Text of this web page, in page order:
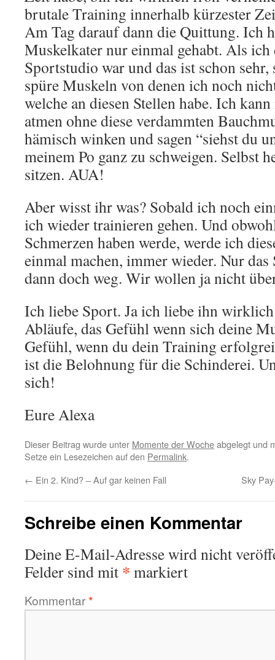
brutale Training innerhalb kürzester
Am Tag darauf dann die Quittung. Ich
Muskelkater nur einmal gehabt. Als ich
Sportstudio war und das ist schon sehr,
spüre Muskeln von denen ich noch
welche an diesen Stellen habe. Ich
atmen ohne diese verdammten
hämisch winken und sagen “siehst du
meinem Po ganz zu schweigen. Selbst
sitzen. AUA!
Aber wisst ihr was? Sobald ich noch
ich wieder trainieren gehen. Und
Schmerzen haben werde, werde ich
einmal machen, immer wieder. Nur das
dann doch weg. Wir wollen ja nicht
Ich liebe Sport. Ja ich liebe ihn
Abläufe, das Gefühl wenn sich deine
Gefühl, wenn du dein Training
ist die Belohnung für die Schinderei.
sich!
Eure Alexa
Dieser Beitrag wurde unter Momente der Wocheabgelegt und
Setze ein Lesezeichen auf den Permalink.
← Ein 2. Kind? – Auf gar keinen Fall Sky
Schreibe einen Kommentar
Deine E-Mail-Adresse wird nicht
Felder sind mit * markiert
Kommentar*